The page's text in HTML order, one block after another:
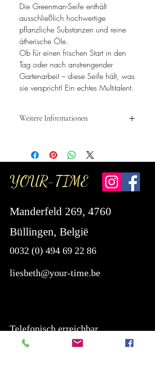
Die Greenman-Seife enthält
ausschließlich hochwertige
pflanzliche Substanzen und reine
ätherische Öle.
Ob für einen frischen Start in den
Tag oder nach anstrengender
Gartenarbeit – diese Seife hält, was
sie verspricht! Ein echtes Multitalent.
Weitere Informationen
Hergestellt in England.
YOUR-TIME
0032 (0) 494 69 22 86
liesbeth@your-time.be
Telefonisch erreichbar
Montag bis Freitag von 16:00 bis
Manderfeld 269, 4760
Büllingen, België